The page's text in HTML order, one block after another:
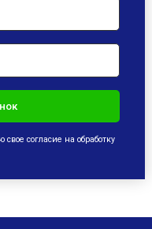
согласие на обработку